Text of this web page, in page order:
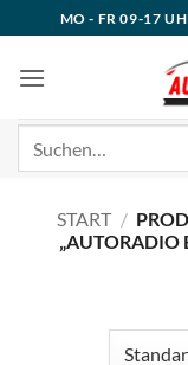
Inhalt
springen
MO - FR 09-17
START /
„AUTORADIO